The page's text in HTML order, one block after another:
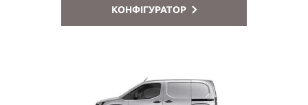
КОНФІГУРАТОР